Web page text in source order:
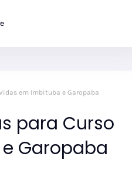
em Imbituba e Garopaba
para Curso
Garopaba